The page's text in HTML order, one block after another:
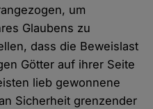
um
Glaubens zu
dass die Beweislast
Götter auf ihrer Seite
lieb gewonnene
Sicherheit grenzender